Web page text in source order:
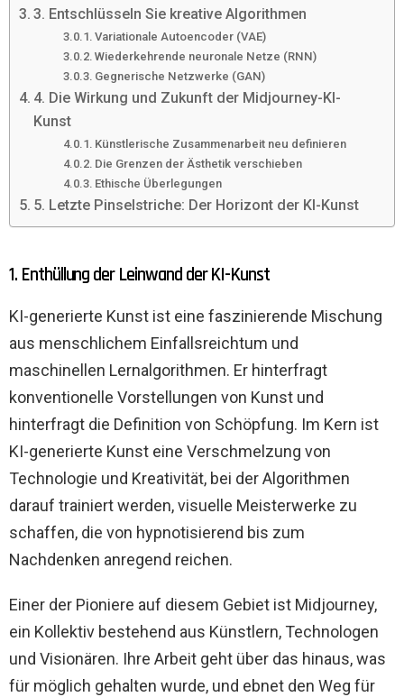
3. Entschlüsseln Sie kreative Algorithmen
Variationale Autoencoder (VAE)
Wiederkehrende neuronale Netze (RNN)
Gegnerische Netzwerke (GAN)
4. Die Wirkung und Zukunft der Midjourney-KI-
Kunst
Künstlerische Zusammenarbeit neu definieren
Die Grenzen der Ästhetik verschieben
Ethische Überlegungen
5. Letzte Pinselstriche: Der Horizont der KI-Kunst
1. Enthüllung der Leinwand der KI-Kunst
KI-generierte Kunst ist eine faszinierende Mischung
aus menschlichem Einfallsreichtum und
maschinellen Lernalgorithmen. Er hinterfragt
konventionelle Vorstellungen von Kunst und
hinterfragt die Definition von Schöpfung. Im Kern ist
KI-generierte Kunst eine Verschmelzung von
Technologie und Kreativität, bei der Algorithmen
darauf trainiert werden, visuelle Meisterwerke zu
schaffen, die von hypnotisierend bis zum
Nachdenken anregend reichen.
Einer der Pioniere auf diesem Gebiet ist Midjourney,
ein Kollektiv bestehend aus Künstlern, Technologen
und Visionären. Ihre Arbeit geht über das hinaus, was
für möglich gehalten wurde, und ebnet den Weg für